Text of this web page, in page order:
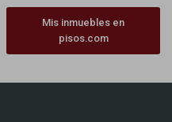
Mis inmuebles en
pisos.com